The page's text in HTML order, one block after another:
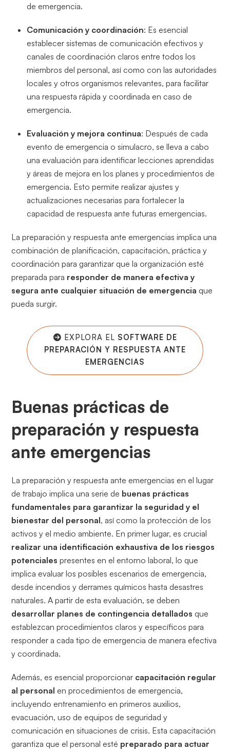
de emergencia.
Comunicación y coordinación: Es esencial
establecer sistemas de comunicación efectivos y
canales de coordinación claros entre todos los
miembros del personal, así como con las autoridades
locales y otros organismos relevantes, para facilitar
una respuesta rápida y coordinada en caso de
emergencia.
Evaluación y mejora continua: Después de cada
evento de emergencia o simulacro, se lleva a cabo
una evaluación para identificar lecciones aprendidas
y áreas de mejora en los planes y procedimientos de
emergencia. Esto permite realizar ajustes y
actualizaciones necesarias para fortalecer la
capacidad de respuesta ante futuras emergencias.
La preparación y respuesta ante emergencias implica una
combinación de planificación, capacitación, práctica y
coordinación para garantizar que la organización esté
preparada para responder de manera efectiva y
segura ante cualquier situación de emergencia que
pueda surgir.
EXPLORA EL SOFTWARE DE
PREPARACIÓN Y RESPUESTA ANTE
EMERGENCIAS
Buenas prácticas de
preparación y respuesta
ante emergencias
La preparación y respuesta ante emergencias en el lugar
de trabajo implica una serie de buenas prácticas
fundamentales para garantizar la seguridad y el
bienestar del personal, así como la protección de los
activos y el medio ambiente. En primer lugar, es crucial
realizar una identificación exhaustiva de los riesgos
potenciales presentes en el entorno laboral, lo que
implica evaluar los posibles escenarios de emergencia,
desde incendios y derrames químicos hasta desastres
naturales. A partir de esta evaluación, se deben
desarrollar planes de contingencia detallados que
establezcan procedimientos claros y específicos para
responder a cada tipo de emergencia de manera efectiva
y coordinada.
Además, es esencial proporcionar capacitación regular
al personal en procedimientos de emergencia,
incluyendo entrenamiento en primeros auxilios,
evacuación, uso de equipos de seguridad y
comunicación en situaciones de crisis. Esta capacitación
garantiza que el personal esté preparado para actuar